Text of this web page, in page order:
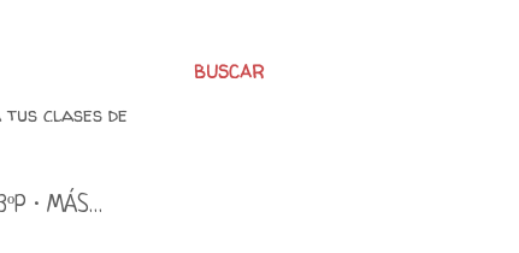
BUSCAR
clases de
MÁS…